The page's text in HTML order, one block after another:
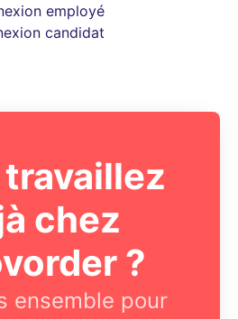
employé
candidat
chez
?
ensemble pour